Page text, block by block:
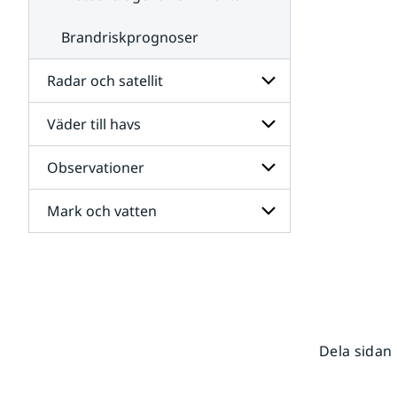
Brandriskprognoser
Radar och satellit
Undersidor
för
Radar
och
satellit
Väder till havs
Undersidor
för
Väder
till
havs
Observationer
Undersidor
för
Mark och vatten
Dela sidan